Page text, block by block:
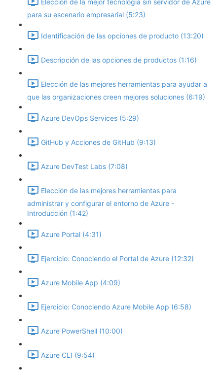
Elección de la mejor tecnología sin servidor de Azure
para su escenario empresarial (5:23)
Identificación de las opciones de producto (13:20)
Descripción de las opciones de productos (1:16)
Elección de las mejores herramientas para ayudar a
que las organizaciones creen mejores soluciones (6:19)
Azure DevOps Services (5:29)
GitHub y Acciones de GitHub (9:13)
Azure DevTest Labs (7:08)
Elección de las mejores herramientas para
administrar y configurar el entorno de Azure -
Introducción (1:42)
Azure Portal (4:31)
Ejercicio: Conociendo el Portal de Azure (12:32)
Azure Mobile App (4:09)
Ejercicio: Conociendo Azure Mobile App (6:58)
Azure PowerShell (10:00)
Azure CLI (9:54)